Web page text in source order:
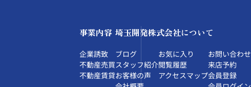
事業内容
企業誘致
不動産売買
不動産賃貸
埼玉開発株式会社について
ブログ
スタッフ紹介
お客様の声
お気に入り
閲覧履歴
アクセスマップ
お問い合わせ
来店予約
会員登録